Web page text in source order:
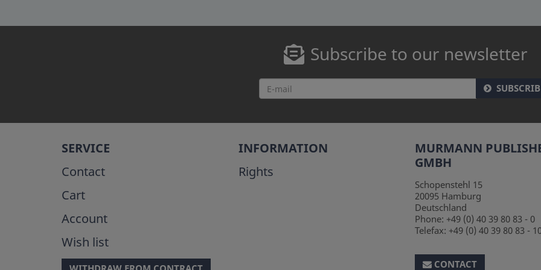
Subscribe to our newsletter
SERVICE
Contact
Cart
Account
Wish list
INFORMATION
Rights
MURMANN
GMBH
Schopenstehl 15
20095 Hamburg
Deutschland
Phone: +49 (0) 40 39 80 83 - 0
Telefax: +49 (0) 40 39 80 83 -
CONTACT